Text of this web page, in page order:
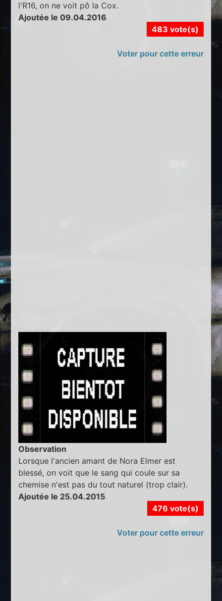
l'R16, on ne voit pô la Cox.
Ajoutée le 09.04.2016
483 vote(s)
Voter pour cette erreur
Observation
Lorsque l'ancien amant de Nora Elmer est
blessé, on voit que le sang qui coule sur sa
chemise n'est pas du tout naturel (trop clair).
Ajoutée le 25.04.2015
476 vote(s)
Voter pour cette erreur